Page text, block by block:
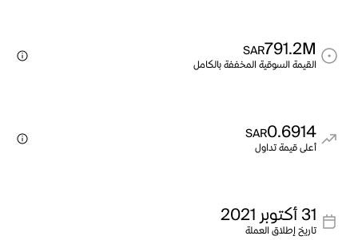
791.2M
SAR
القيمة السوقية المخففة بالكامل
0.6914
SAR
أعلى قيمة تداول
31 أكتوبر 2021
تاريخ إطلاق العملة